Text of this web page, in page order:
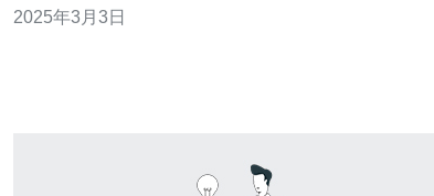
指在中国地区具备较高稳定性和速度的互联网网络环境
2025年3月3日